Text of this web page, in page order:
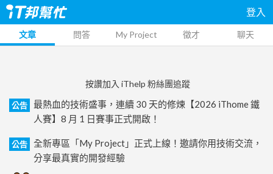
登入
文章 問答 My Project 徵才 聊天
按讚加入 iThelp 粉絲團追蹤
公告
最熱血的技術盛事，連續 30 天的修煉【2026 iThome 鐵
人賽】8 月 1 日賽事正式開啟！
公告
全新專區「My Project」正式上線！邀請你用技術交流，
分享最真實的開發經驗